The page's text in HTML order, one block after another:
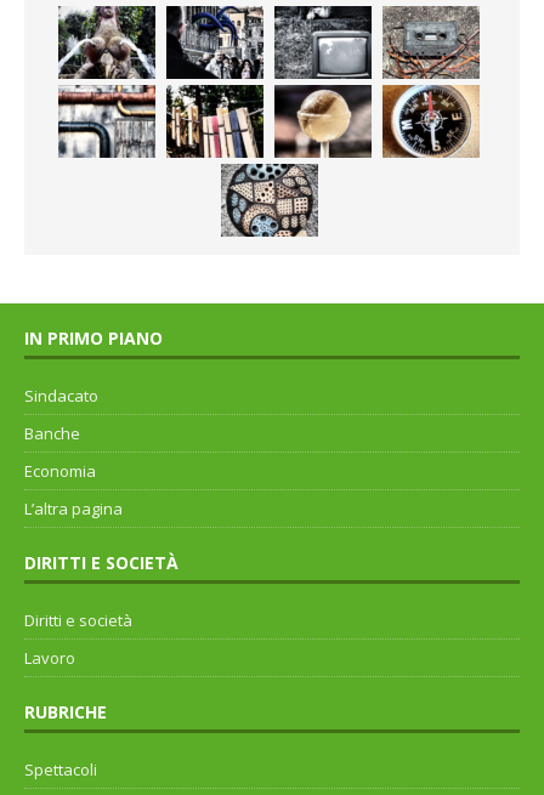
IN PRIMO PIANO
Sindacato
Banche
Economia
L’altra pagina
DIRITTI E SOCIETÀ
Diritti e società
Lavoro
RUBRICHE
Spettacoli